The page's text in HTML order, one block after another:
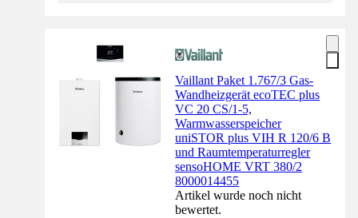
Vaillant Paket 1.767/3 Gas-
Wandheizgerät ecoTEC plus
VC 20 CS/1-5,
Warmwasserspeicher
uniSTOR plus VIH R 120/6 B
und Raumtemperaturregler
sensoHOME VRT 380/2
8000014455
Artikel wurde noch nicht
bewertet.